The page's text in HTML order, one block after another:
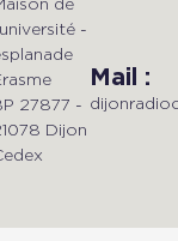
-
27877 -
Dijon
Mail :